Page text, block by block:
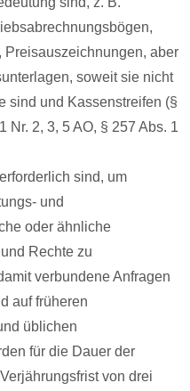
Preisauszeichnungen, aber
soweit sie nicht
sind und Kassenstreifen (§
Nr. 2, 3, 5 AO, § 257 Abs. 1
sind, um
und
oder ähnliche
Rechte zu
verbundene Anfragen
auf früheren
üblichen
für die Dauer der
von drei